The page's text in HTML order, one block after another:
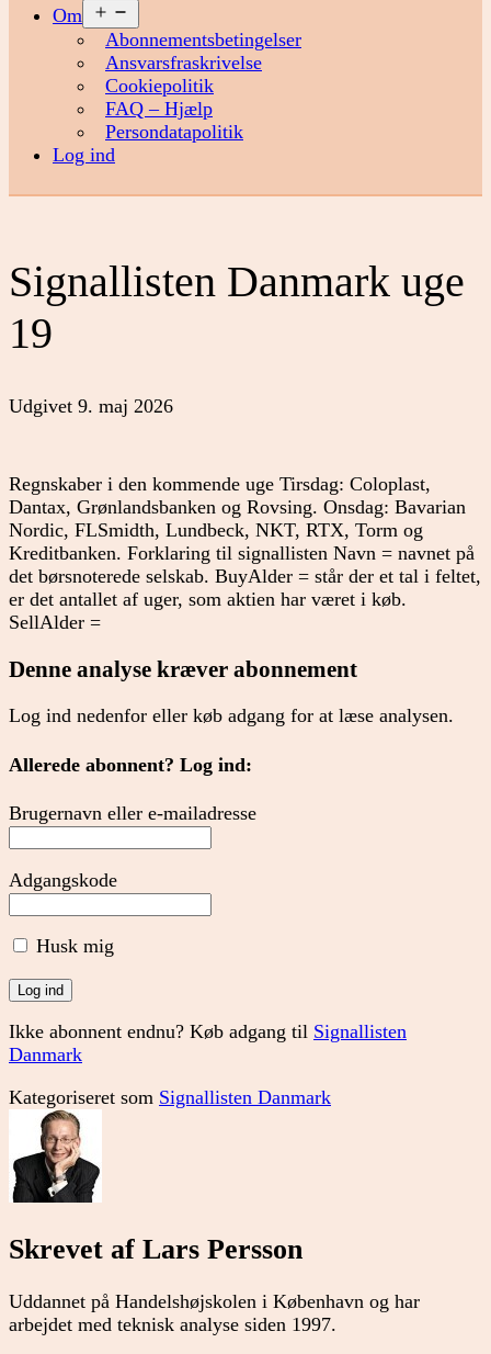
Om
menu
Abonnementsbetingelser
Ansvarsfraskrivelse
Cookiepolitik
FAQ – Hjælp
Persondatapolitik
Log ind
Signallisten Danmark uge
19
Udgivet 9. maj 2026
Regnskaber i den kommende uge Tirsdag: Coloplast,
Dantax, Grønlandsbanken og Rovsing. Onsdag: Bavarian
Nordic, FLSmidth, Lundbeck, NKT, RTX, Torm og
Kreditbanken. Forklaring til signallisten Navn = navnet på
det børsnoterede selskab. BuyAlder = står der et tal i feltet,
er det antallet af uger, som aktien har været i køb.
SellAlder =
Denne analyse kræver abonnement
Log ind nedenfor eller køb adgang for at læse analysen.
Allerede abonnent? Log ind:
Brugernavn eller e-mailadresse
Adgangskode
Husk mig
Ikke abonnent endnu? Køb adgang til Signallisten
Danmark
Kategoriseret som Signallisten Danmark
Skrevet af Lars Persson
Uddannet på Handelshøjskolen i København og har
arbejdet med teknisk analyse siden 1997.